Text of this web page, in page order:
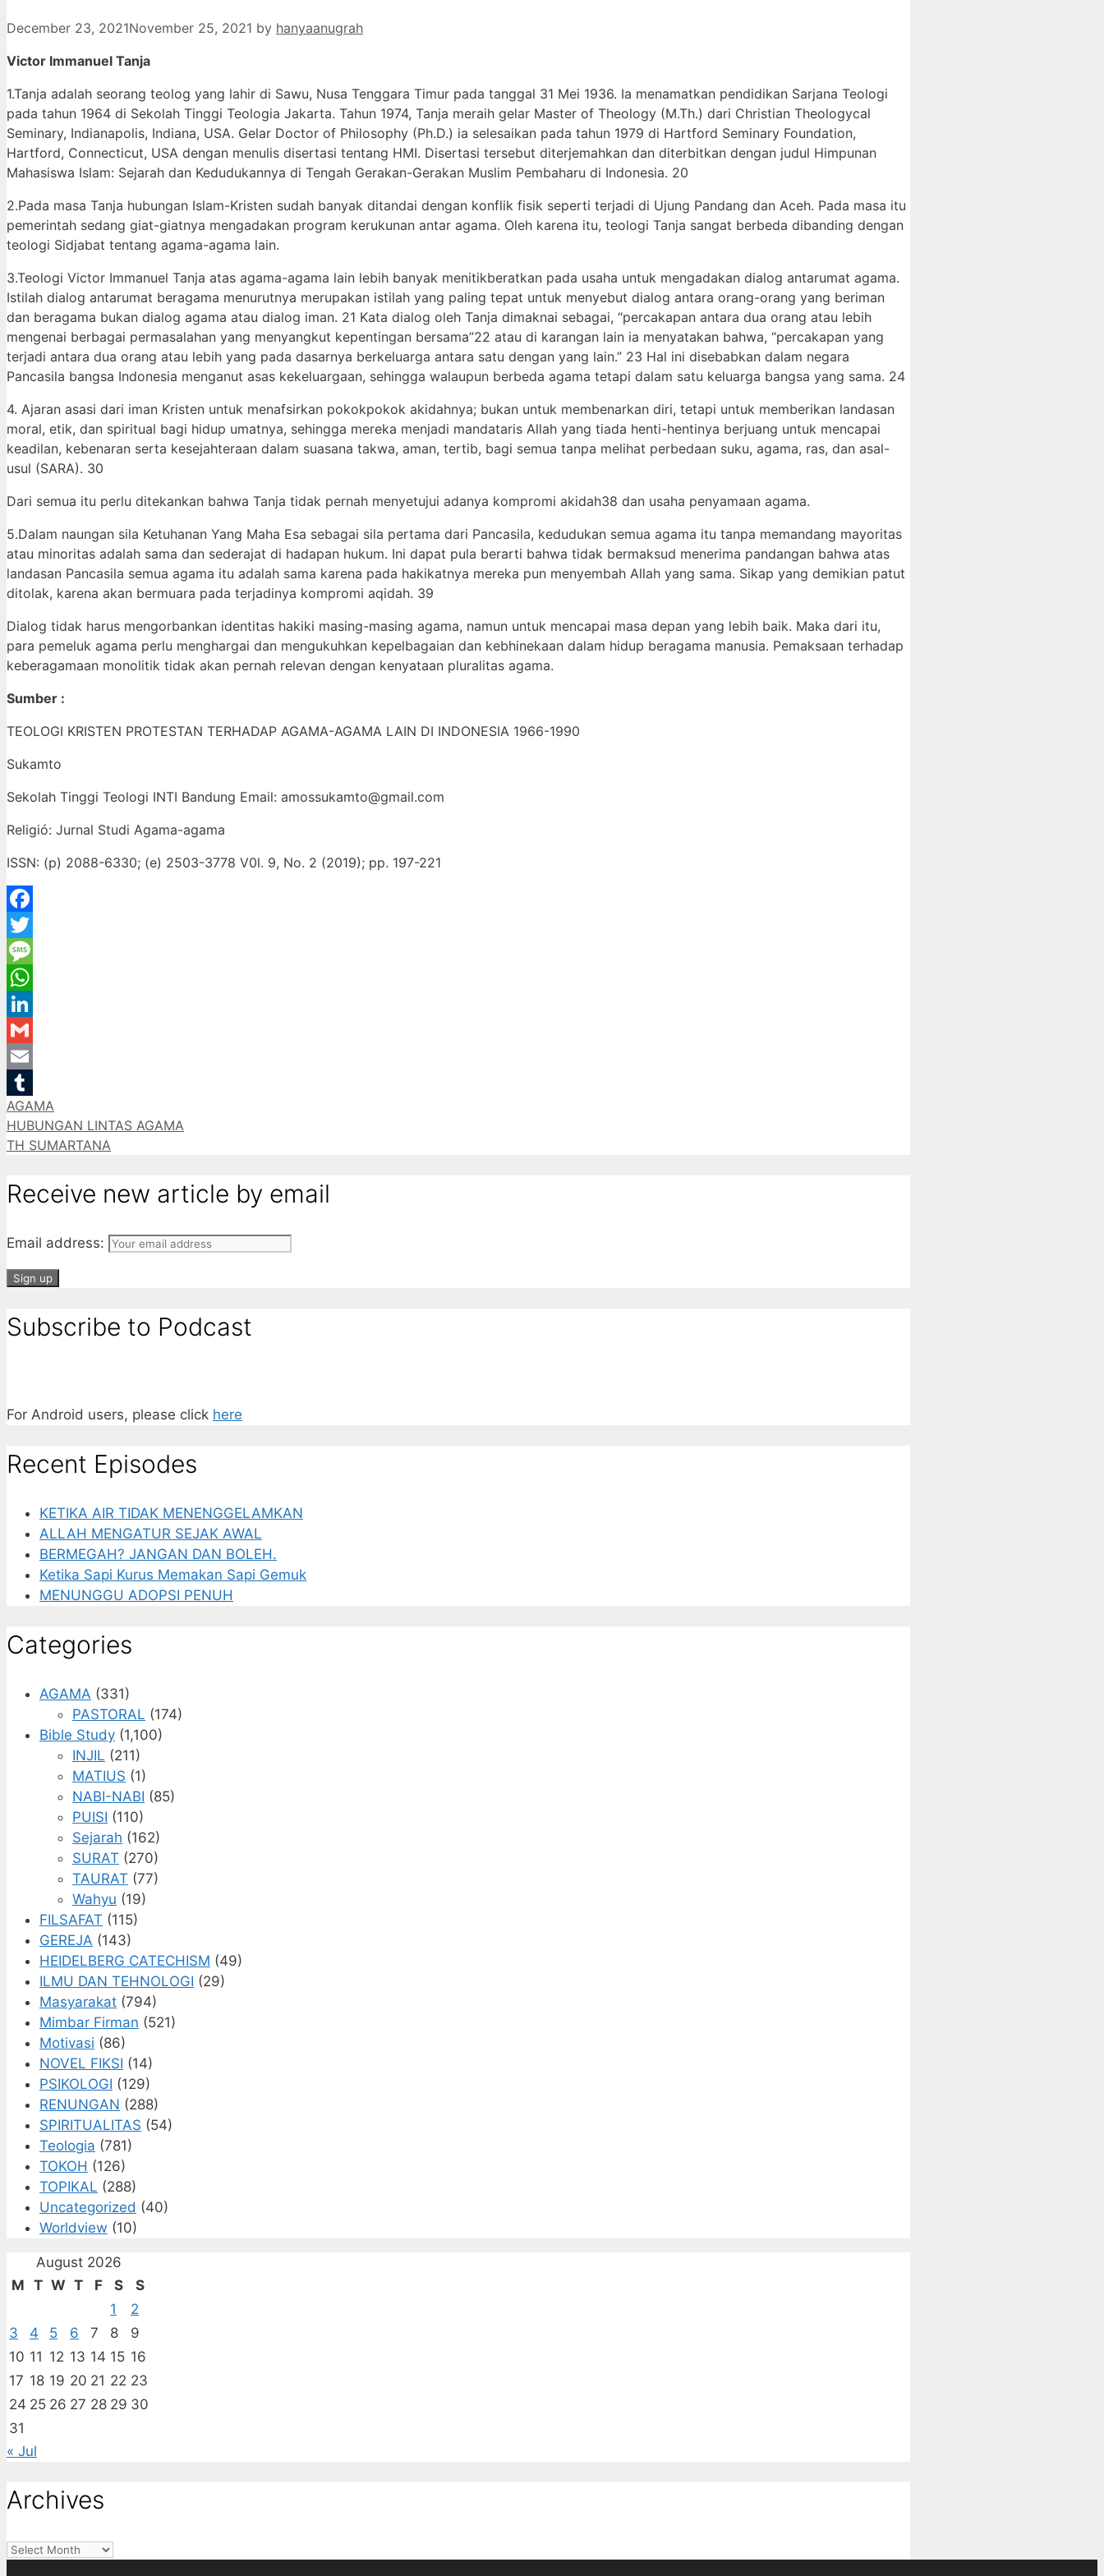
December 23, 2021November 25, 2021 by hanyaanugrah
Victor Immanuel Tanja
1.Tanja adalah seorang teolog yang lahir di Sawu, Nusa Tenggara Timur pada tanggal 31 Mei 1936. Ia menamatkan pendidikan Sarjana Teologi
pada tahun 1964 di Sekolah Tinggi Teologia Jakarta. Tahun 1974, Tanja meraih gelar Master of Theology (M.Th.) dari Christian Theologycal
Seminary, Indianapolis, Indiana, USA. Gelar Doctor of Philosophy (Ph.D.) ia selesaikan pada tahun 1979 di Hartford Seminary Foundation,
Hartford, Connecticut, USA dengan menulis disertasi tentang HMI. Disertasi tersebut diterjemahkan dan diterbitkan dengan judul Himpunan
Mahasiswa Islam: Sejarah dan Kedudukannya di Tengah Gerakan-Gerakan Muslim Pembaharu di Indonesia. 20
2.Pada masa Tanja hubungan Islam-Kristen sudah banyak ditandai dengan konflik fisik seperti terjadi di Ujung Pandang dan Aceh. Pada masa itu
pemerintah sedang giat-giatnya mengadakan program kerukunan antar agama. Oleh karena itu, teologi Tanja sangat berbeda dibanding dengan
teologi Sidjabat tentang agama-agama lain.
3.Teologi Victor Immanuel Tanja atas agama-agama lain lebih banyak menitikberatkan pada usaha untuk mengadakan dialog antarumat agama.
Istilah dialog antarumat beragama menurutnya merupakan istilah yang paling tepat untuk menyebut dialog antara orang-orang yang beriman
dan beragama bukan dialog agama atau dialog iman. 21 Kata dialog oleh Tanja dimaknai sebagai, “percakapan antara dua orang atau lebih
mengenai berbagai permasalahan yang menyangkut kepentingan bersama”22 atau di karangan lain ia menyatakan bahwa, “percakapan yang
terjadi antara dua orang atau lebih yang pada dasarnya berkeluarga antara satu dengan yang lain.” 23 Hal ini disebabkan dalam negara
Pancasila bangsa Indonesia menganut asas kekeluargaan, sehingga walaupun berbeda agama tetapi dalam satu keluarga bangsa yang sama. 24
4. Ajaran asasi dari iman Kristen untuk menafsirkan pokokpokok akidahnya; bukan untuk membenarkan diri, tetapi untuk memberikan landasan
moral, etik, dan spiritual bagi hidup umatnya, sehingga mereka menjadi mandataris Allah yang tiada henti-hentinya berjuang untuk mencapai
keadilan, kebenaran serta kesejahteraan dalam suasana takwa, aman, tertib, bagi semua tanpa melihat perbedaan suku, agama, ras, dan asal-
usul (SARA). 30
Dari semua itu perlu ditekankan bahwa Tanja tidak pernah menyetujui adanya kompromi akidah38 dan usaha penyamaan agama.
5.Dalam naungan sila Ketuhanan Yang Maha Esa sebagai sila pertama dari Pancasila, kedudukan semua agama itu tanpa memandang mayoritas
atau minoritas adalah sama dan sederajat di hadapan hukum. Ini dapat pula berarti bahwa tidak bermaksud menerima pandangan bahwa atas
landasan Pancasila semua agama itu adalah sama karena pada hakikatnya mereka pun menyembah Allah yang sama. Sikap yang demikian patut
ditolak, karena akan bermuara pada terjadinya kompromi aqidah. 39
Dialog tidak harus mengorbankan identitas hakiki masing-masing agama, namun untuk mencapai masa depan yang lebih baik. Maka dari itu,
para pemeluk agama perlu menghargai dan mengukuhkan kepelbagaian dan kebhinekaan dalam hidup beragama manusia. Pemaksaan terhadap
keberagamaan monolitik tidak akan pernah relevan dengan kenyataan pluralitas agama.
Sumber :
TEOLOGI KRISTEN PROTESTAN TERHADAP AGAMA-AGAMA LAIN DI INDONESIA 1966-1990
Sukamto
Sekolah Tinggi Teologi INTI Bandung Email: amossukamto@gmail.com
Religió: Jurnal Studi Agama-agama
ISSN: (p) 2088-6330; (e) 2503-3778 V0l. 9, No. 2 (2019); pp. 197-221
Facebook
Twitter
Message
WhatsApp
LinkedIn
Gmail
Email
Tumblr
Categories
AGAMA
HUBUNGAN LINTAS AGAMA
TH SUMARTANA
Receive new article by email
Email address:
Subscribe to Podcast
For Android users, please click here
Recent Episodes
KETIKA AIR TIDAK MENENGGELAMKAN
ALLAH MENGATUR SEJAK AWAL
BERMEGAH? JANGAN DAN BOLEH.
Ketika Sapi Kurus Memakan Sapi Gemuk
MENUNGGU ADOPSI PENUH
Categories
AGAMA (331)
PASTORAL (174)
Bible Study (1,100)
INJIL (211)
MATIUS (1)
NABI-NABI (85)
PUISI (110)
Sejarah (162)
SURAT (270)
TAURAT (77)
Wahyu (19)
FILSAFAT (115)
GEREJA (143)
HEIDELBERG CATECHISM (49)
ILMU DAN TEHNOLOGI (29)
Masyarakat (794)
Mimbar Firman (521)
Motivasi (86)
NOVEL FIKSI (14)
PSIKOLOGI (129)
RENUNGAN (288)
SPIRITUALITAS (54)
Teologia (781)
TOKOH (126)
TOPIKAL (288)
Uncategorized (40)
Worldview (10)
August 2026
M T W T F S
S
1
2
3
4 5 6 7 8
9
10 11 12 13 14 15 16
17 18 19 20 21 22 23
24 25 26 27 28 29 30
31
« Jul
Archives
Archives